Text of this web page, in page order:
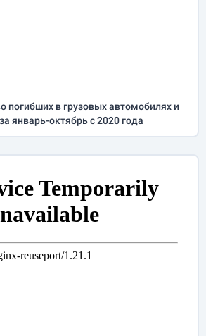
погибших в грузовых автомобилях и
январь-октябрьс 2020 года